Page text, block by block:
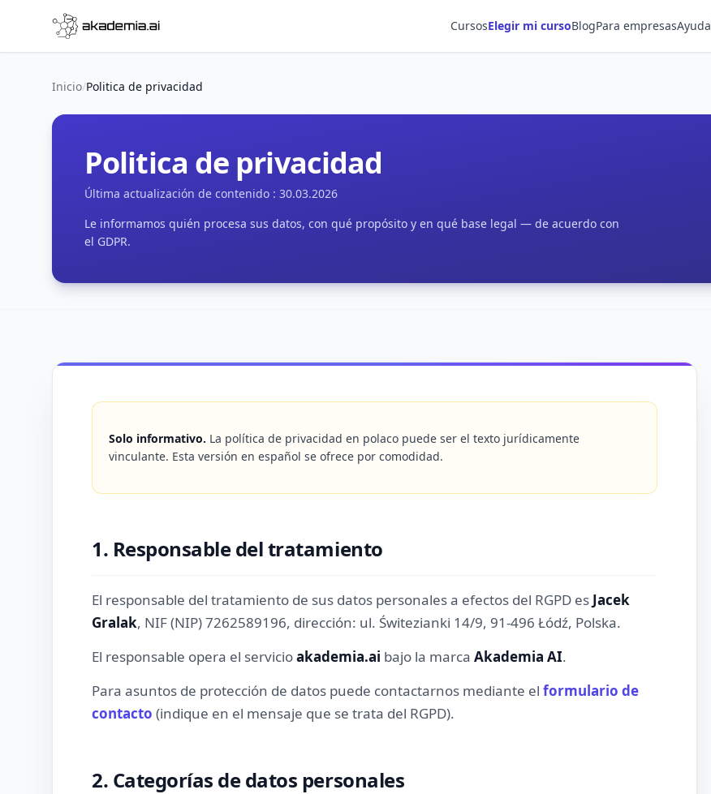
Ir al contenido
CursosElegir mi cursoBlogPara empresasAyuda
Inicio/Politica de privacidad
Politica de privacidad
Última actualización de contenido : 30.03.2026
Le informamos quién procesa sus datos, con qué propósito y en qué base legal — de acuerdo con
el GDPR.
Solo informativo. La política de privacidad en polaco puede ser el texto jurídicamente
vinculante. Esta versión en español se ofrece por comodidad.
1. Responsable del tratamiento
El responsable del tratamiento de sus datos personales a efectos del RGPD es Jacek
Gralak, NIF (NIP) 7262589196, dirección: ul. Świtezianki 14/9, 91-496 Łódź, Polska.
El responsable opera el servicioakademia.ai bajo la marca Akademia AI.
Para asuntos de protección de datos puede contactarnos mediante el formulario de
contacto (indique en el mensaje que se trata del RGPD).
2. Categorías de datos personales